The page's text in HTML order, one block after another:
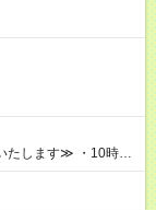
業時間 12時間／月 -
経験者の方は以下と
残業代（30時間/6
いたします 能力やス
給考慮も可能で
。 実際にほぼ全員
も目指せる環境で
たします≫ ・10時00
18時00分（休憩1時